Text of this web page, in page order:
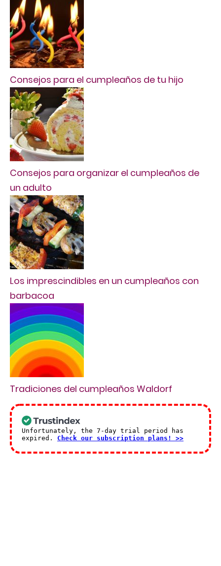
Consejos para el cumpleaños de tu hijo
Consejos para organizar el cumpleaños de
un adulto
Los imprescindibles en un cumpleaños con
barbacoa
Tradiciones del cumpleaños Waldorf